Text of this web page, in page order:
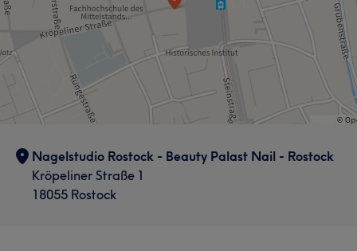
Nagelstudio Rostock - Beauty Palast Nail - Rostock
Kröpeliner Straße 1
18055 Rostock